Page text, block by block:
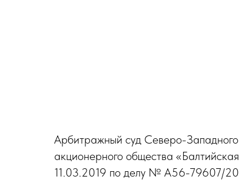
Арбитражный суд Северо-
акционерного общества
11.03.2019 по делу № А56-79607/